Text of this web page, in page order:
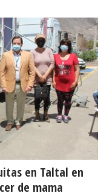
en Taltal en
de mama